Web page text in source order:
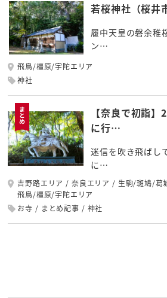
若桜神社（桜井
履中天皇の磐余稚
ン…
飛鳥/橿原/宇陀エリア
神社
【奈良で初詣
に行…
迷信を吹き飛ばし
に…
吉野路エリア 奈良エリア
生駒/斑鳩/葛
飛鳥/橿原/宇陀エリア
お寺
まとめ記事 神社